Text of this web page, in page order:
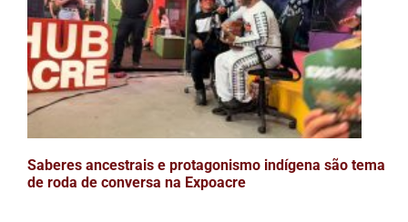
Saberes ancestrais e protagonismo indígena são tema
de roda de conversa na Expoacre